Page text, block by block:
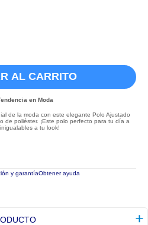
AL CARRITO
en Moda
de la moda con este elegante Polo Ajustado
de poliéster. ¡Este polo perfecto para tu día a
a tu look!
y garantíaObtener ayuda